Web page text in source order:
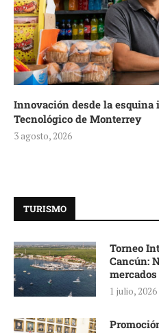
Innovación desde la
Tecnológico de Monterrey
3 agosto, 2026
TURISMO
Torneo
Cancún:
mercados
1 julio, 2026